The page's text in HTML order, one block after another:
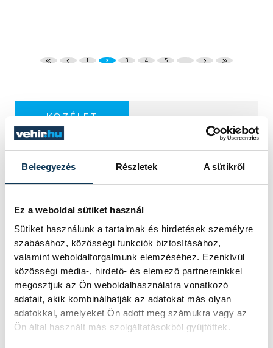
Beleegyezés Részletek A sütikről
Ez a weboldal sütiket használ
Sütiket használunk a tartalmak és hirdetések személyre
szabásához, közösségi funkciók biztosításához,
valamint weboldalforgalmunk elemzéséhez. Ezenkívül
közösségi média-, hirdető- és elemező partnereinkkel
megosztjuk az Ön weboldalhasználatra vonatkozó
adatait, akik kombinálhatják az adatokat más olyan
adatokkal, amelyeket Ön adott meg számukra vagy az
Ön által használt más szolgáltatásokból gyűjtöttek.
1 2 3 4 5 ...
KÖZÉLET
Baka Andrást jelöli
államfőnek a Tisza
parlamenti frakciója
Baka Andrást, a Legfelsőbb Bíróság
korábbi elnökét jelöli köztársasági
elnöknek a Tisza párt parlamenti
frakciója.